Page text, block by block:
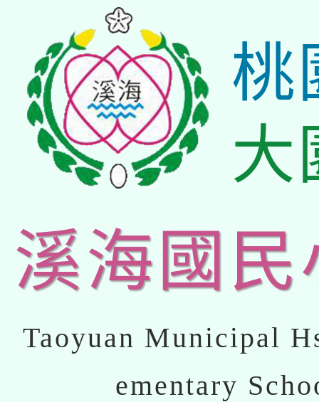
桃
大
溪海國民
Taoyuan Municipal
ementary